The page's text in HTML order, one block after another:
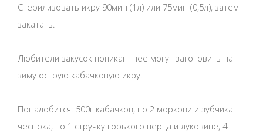
Стерилизовать икру 90мин (1л) или 75мин (0,5л), затем
закатать.
Любители закусок попикантнее могут заготовить на
зиму острую кабачковую икру.
Понадобится: 500г кабачков, по 2 моркови и зубчика
чеснока, по 1 стручку горького перца и луковице, 4